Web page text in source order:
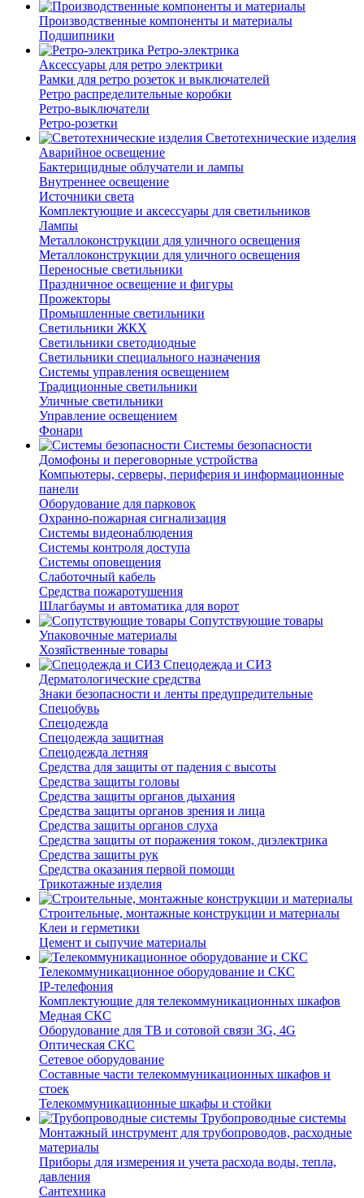
Производственные компоненты и материалы
Подшипники
Ретро-электрика
Аксессуары для ретро электрики
Рамки для ретро розеток и выключателей
Ретро распределительные коробки
Ретро-выключатели
Ретро-розетки
Светотехнические изделия
Аварийное освещение
Бактерицидные облучатели и лампы
Внутреннее освещение
Источники света
Комплектующие и аксессуары для светильников
Лампы
Металлоконструкции для уличного освещения
Металлоконструкции для уличного освещения
Переносные светильники
Праздничное освещение и фигуры
Прожекторы
Промышленные светильники
Светильники ЖКХ
Светильники светодиодные
Светильники специального назначения
Системы управления освещением
Традиционные светильники
Уличные светильники
Управление освещением
Фонари
Системы безопасности
Домофоны и переговорные устройства
Компьютеры, серверы, периферия и информационные
панели
Оборудование для парковок
Охранно-пожарная сигнализация
Системы видеонаблюдения
Системы контроля доступа
Системы оповещения
Слаботочный кабель
Средства пожаротушения
Шлагбаумы и автоматика для ворот
Сопутствующие товары
Упаковочные материалы
Хозяйственные товары
Спецодежда и СИЗ
Дерматологические средства
Знаки безопасности и ленты предупредительные
Спецобувь
Спецодежда
Спецодежда защитная
Спецодежда летняя
Средства для защиты от падения с высоты
Средства защиты головы
Средства защиты органов дыхания
Средства защиты органов зрения и лица
Средства защиты органов слуха
Средства защиты от поражения током, диэлектрика
Средства защиты рук
Средства оказания первой помощи
Трикотажные изделия
Строительные, монтажные конструкции и материалы
Клеи и герметики
Цемент и сыпучие материалы
Телекоммуникационное оборудование и СКС
IP-телефония
Комплектующие для телекоммуникационных шкафов
Медная СКС
Оборудование для ТВ и сотовой связи 3G, 4G
Оптическая СКС
Сетевое оборудование
Составные части телекоммуникационных шкафов и
стоек
Телекоммуникационные шкафы и стойки
Трубопроводные системы
Монтажный инструмент для трубопроводов, расходные
материалы
Приборы для измерения и учета расхода воды, тепла,
давления
Сантехника